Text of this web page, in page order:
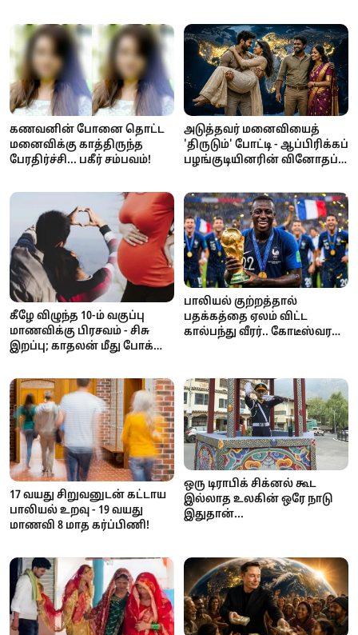
கணவனின் போனை தொட்ட
மனைவிக்கு காத்திருந்த
பேரதிர்ச்சி... பகீர் சம்பவம்!
அடுத்தவர் மனைவியைத்
'திருடும்' போட்டி - ஆப்பிரிக்கப்
பழங்குடியினரின் வினோதப்
கீழே விழுந்த 10-ம் வகுப்பு
மாணவிக்கு பிரசவம் - சிசு
இறப்பு; காதலன் மீது போக்சோ
பாலியல் குற்றத்தால்
பதக்கத்தை ஏலம் விட்ட
கால்பந்து வீரர்.. கோடீஸ்வரன்
17 வயது சிறுவனுடன் கட்டாய
பாலியல் உறவு - 19 வயது
மாணவி 8 மாத கர்ப்பிணி!
ஒரு டிராபிக் சிக்னல் கூட
இல்லாத உலகின் ஒரே நாடு
இதுதான்...